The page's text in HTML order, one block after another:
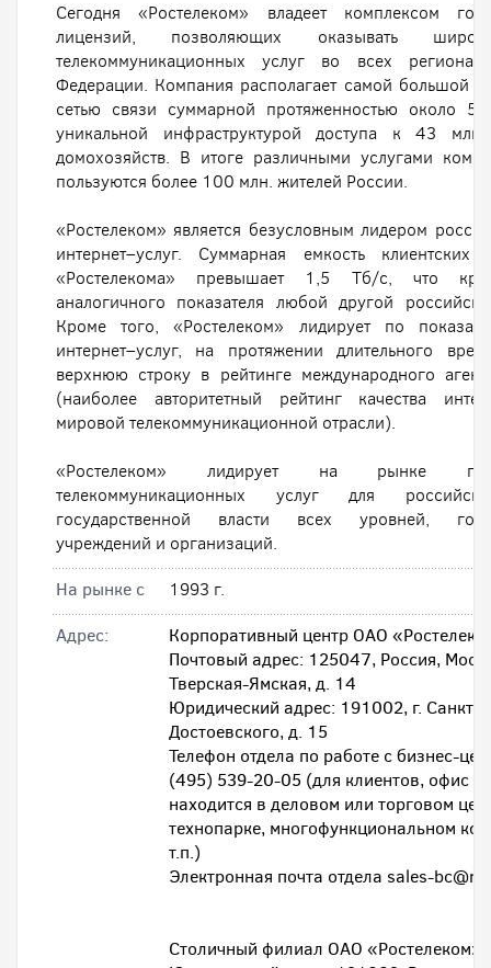
Сегодня «Ростелеком» владеет комплексом
лицензий, позволяющих оказывать
телекоммуникационных услуг во всех регионах
Федерации. Компания располагает самой большой
сетью связи суммарной протяженностью около
уникальной инфраструктурой доступа к 43 млн.
домохозяйств. В итоге различными услугами
пользуются более 100 млн. жителей России.
«Ростелеком» является безусловным лидером
интернет–услуг. Суммарная емкость клиентских
«Ростелекома» превышает 1,5 Тб/с, что
аналогичного показателя любой другой
Кроме того, «Ростелеком» лидирует по
интернет–услуг, на протяжении длительного
верхнюю строку в рейтинге международного
(наиболее авторитетный рейтинг качества
мировой телекоммуникационной отрасли).
«Ростелеком» лидирует на рынке
телекоммуникационных услуг для
государственной власти всех уровней,
учреждений и организаций.
На рынке с
1993 г.
Адрес:
Корпоративный центр ОАО
Почтовый адрес: 125047, Россия,
Тверская-Ямская, д. 14
Юридический адрес: 191002, г. Санкт-
Достоевского, д. 15
Телефон отдела по работе с бизнес-
(495) 539-20-05 (для клиентов, офис
находится в деловом или торговом
технопарке, многофункциональном
т.п.)
Электронная почта отдела sales-
Столичный филиал ОАО «Ростелеком»: